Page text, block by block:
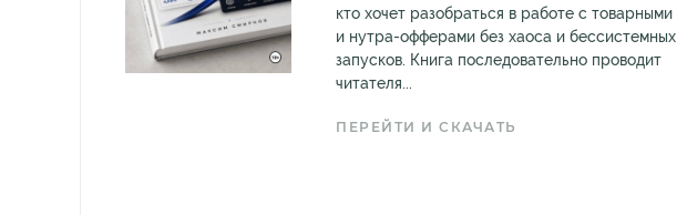
кто хочет разобраться в работе с товарными
и нутра-офферами без хаоса и бессистемных
запусков. Книга последовательно проводит
читателя...
ПЕРЕЙТИ И СКАЧАТЬ